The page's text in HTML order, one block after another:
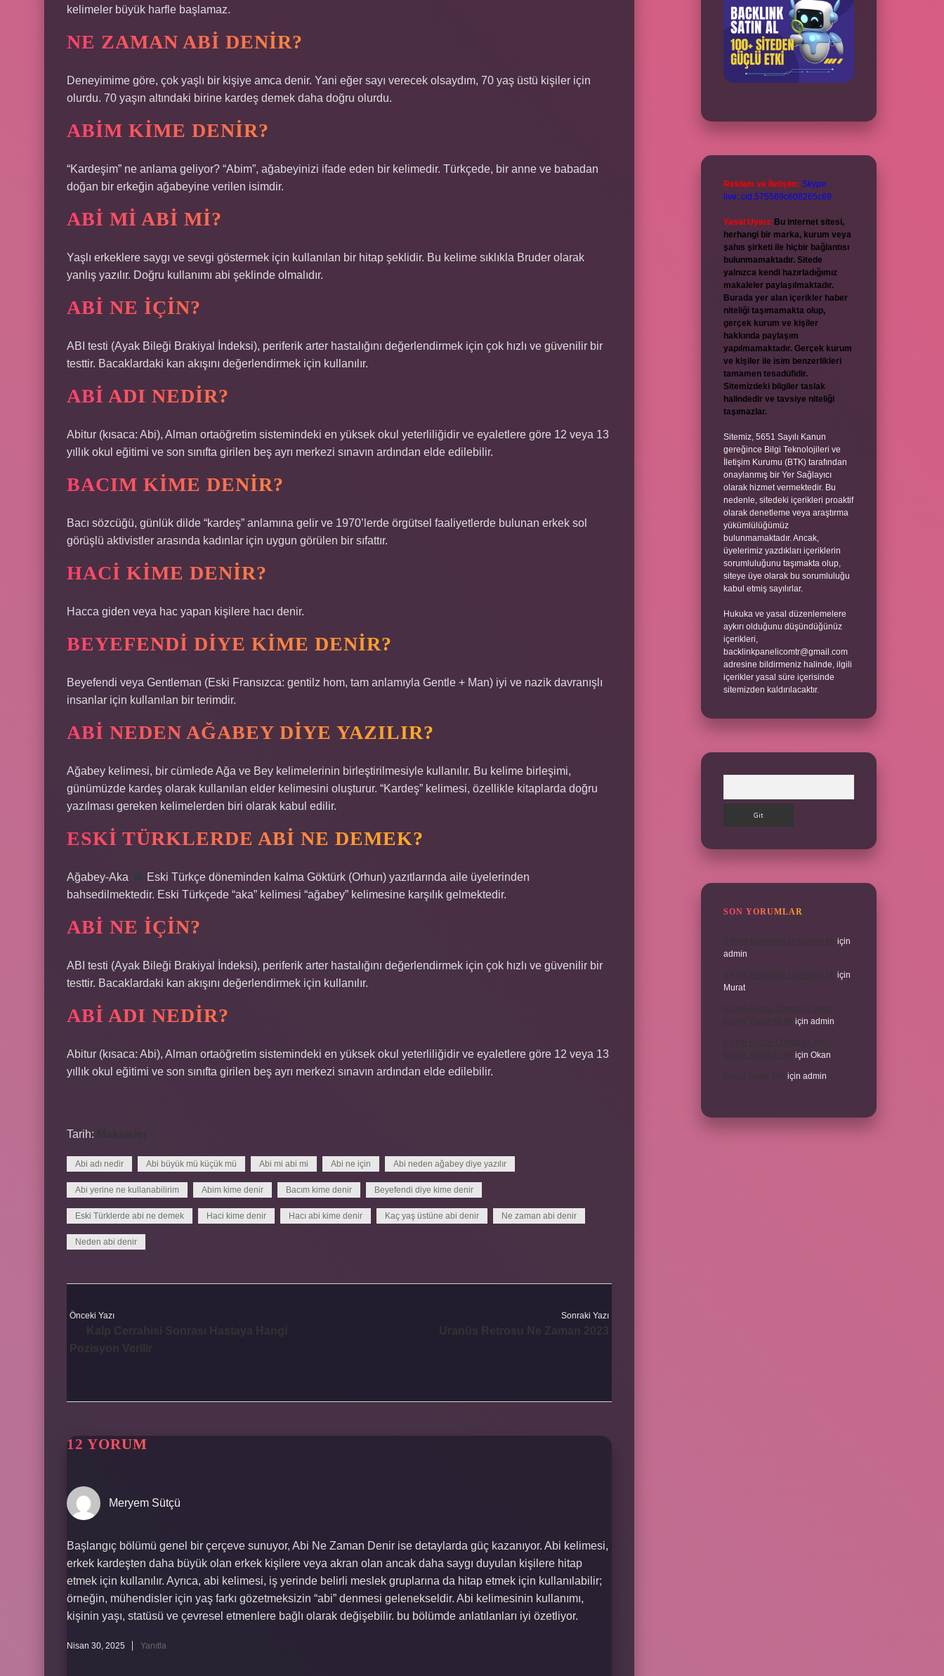
kelimeler büyük harfle başlamaz.
NE ZAMAN ABI DENIR?
Deneyimime göre, çok yaşlı bir kişiye amca denir. Yani eğer sayı verecek olsaydım, 70 yaş üstü kişiler için
olurdu. 70 yaşın altındaki birine kardeş demek daha doğru olurdu.
ABIM KIME DENIR?
“Kardeşim” ne anlama geliyor? “Abim”, ağabeyinizi ifade eden bir kelimedir. Türkçede, bir anne ve babadan
doğan bir erkeğin ağabeyine verilen isimdir.
ABI MI ABI MI?
Yaşlı erkeklere saygı ve sevgi göstermek için kullanılan bir hitap şeklidir. Bu kelime sıklıkla Bruder olarak
yanlış yazılır. Doğru kullanımı abi şeklinde olmalıdır.
ABI NE IÇIN?
ABI testi (Ayak Bileği Brakiyal İndeksi), periferik arter hastalığını değerlendirmek için çok hızlı ve güvenilir bir
testtir. Bacaklardaki kan akışını değerlendirmek için kullanılır.
ABI ADI NEDIR?
Abitur (kısaca: Abi), Alman ortaöğretim sistemindeki en yüksek okul yeterliliğidir ve eyaletlere göre 12 veya 13
yıllık okul eğitimi ve son sınıfta girilen beş ayrı merkezi sınavın ardından elde edilebilir.
BACIM KIME DENIR?
Bacı sözcüğü, günlük dilde “kardeş” anlamına gelir ve 1970’lerde örgütsel faaliyetlerde bulunan erkek sol
görüşlü aktivistler arasında kadınlar için uygun görülen bir sıfattır.
HACI KIME DENIR?
Hacca giden veya hac yapan kişilere hacı denir.
BEYEFENDI DIYE KIME DENIR?
Beyefendi veya Gentleman (Eski Fransızca: gentilz hom, tam anlamıyla Gentle + Man) iyi ve nazik davranışlı
insanlar için kullanılan bir terimdir.
ABI NEDEN AĞABEY DIYE YAZILIR?
Ağabey kelimesi, bir cümlede Ağa ve Bey kelimelerinin birleştirilmesiyle kullanılır. Bu kelime birleşimi,
günümüzde kardeş olarak kullanılan elder kelimesini oluşturur. “Kardeş” kelimesi, özellikle kitaplarda doğru
yazılması gereken kelimelerden biri olarak kabul edilir.
ESKI TÜRKLERDE ABI NE DEMEK?
Ağabey-Aka
Eski Türkçe döneminden kalma Göktürk (Orhun) yazıtlarında aile üyelerinden
bahsedilmektedir. Eski Türkçede “aka” kelimesi “ağabey” kelimesine karşılık gelmektedir.
ABI NE IÇIN?
ABI testi (Ayak Bileği Brakiyal İndeksi), periferik arter hastalığını değerlendirmek için çok hızlı ve güvenilir bir
testtir. Bacaklardaki kan akışını değerlendirmek için kullanılır.
ABI ADI NEDIR?
Abitur (kısaca: Abi), Alman ortaöğretim sistemindeki en yüksek okul yeterliliğidir ve eyaletlere göre 12 veya 13
yıllık okul eğitimi ve son sınıfta girilen beş ayrı merkezi sınavın ardından elde edilebilir.
Tarih:
Abi adı nedir Abi büyük mü küçük mü Abi mi abi mi Abi ne için Abi neden ağabey diye yazılır
Abi yerine ne kullanabilirim Abim kime denir Bacım kime denir Beyefendi diye kime denir
Eski Türklerde abi ne demek Haci kime denir Hacı abi kime denir Kaç yaş üstüne abi denir Ne zaman abi denir
Neden abi denir
Önceki Yazı Sonraki Yazı
12 YORUM
Meryem Sütçü
Başlangıç bölümü genel bir çerçeve sunuyor, Abi Ne Zaman Denir ise detaylarda güç kazanıyor. Abi kelimesi,
erkek kardeşten daha büyük olan erkek kişilere veya akran olan ancak daha saygı duyulan kişilere hitap
etmek için kullanılır. Ayrıca, abi kelimesi, iş yerinde belirli meslek gruplarına da hitap etmek için kullanılabilir;
örneğin, mühendisler için yaş farkı gözetmeksizin “abi” denmesi gelenekseldir. Abi kelimesinin kullanımı,
kişinin yaşı, statüsü ve çevresel etmenlere bağlı olarak değişebilir. bu bölümde anlatılanları iyi özetliyor.
Nisan 30, 2025 Yanıtla
Reklam ve İletişim: Skype:
live:.cid.575569c608265c69
Yasal Uyarı: Bu internet sitesi,
herhangi bir marka, kurum veya
şahıs şirketi ile hiçbir bağlantısı
bulunmamaktadır. Sitede
yalnızca kendi hazırladığımız
makaleler paylaşılmaktadır.
Burada yer alan içerikler haber
niteliği taşımamakta olup,
gerçek kurum ve kişiler
hakkında paylaşım
yapılmamaktadır. Gerçek kurum
ve kişiler ile isim benzerlikleri
tamamen tesadüfidir.
Sitemizdeki bilgiler taslak
halindedir ve tavsiye niteliği
taşımazlar.
Sitemiz, 5651 Sayılı Kanun
gereğince Bilgi Teknolojileri ve
İletişim Kurumu (BTK) tarafından
onaylanmış bir Yer Sağlayıcı
olarak hizmet vermektedir. Bu
nedenle, sitedeki içerikleri proaktif
olarak denetleme veya araştırma
yükümlülüğümüz
bulunmamaktadır. Ancak,
üyelerimiz yazdıkları içeriklerin
sorumluluğunu taşımakta olup,
siteye üye olarak bu sorumluluğu
kabul etmiş sayılırlar.
Hukuka ve yasal düzenlemelere
aykırı olduğunu düşündüğünüz
içerikleri,
backlinkpanelicomtr@gmail.com
adresine bildirmeniz halinde, ilgili
içerikler yasal süre içerisinde
sitemizden kaldırılacaktır.
SON YORUMLAR
için
admin
için
Murat
için admin
için Okan
için admin